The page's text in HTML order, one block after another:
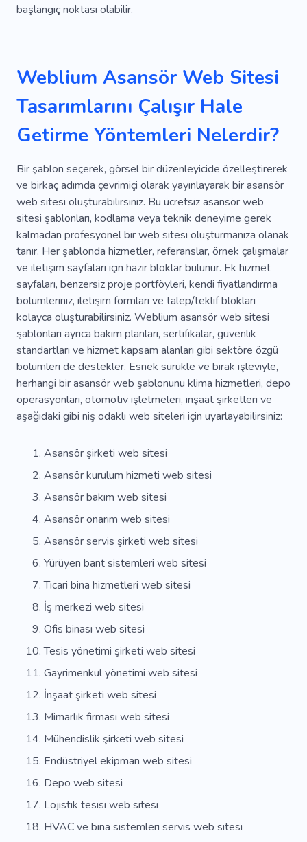
Rulo Çim Kurulumu
Tutmak
Kutu
Üçüncü Şahıs
Toplu Taşıma
Takip
Sistem
Dondurucu
Yiyecek Dağıtım
Konum
Kuru Depolama
Hareketli
Depo
Yük Taşımacılığı
başlangıç ​​noktası olabilir.
Weblium Asansör Web Sitesi
Tasarımlarını Çalışır Hale
Getirme Yöntemleri Nelerdir?
Bir şablon seçerek, görsel bir düzenleyicide özelleştirerek
ve birkaç adımda çevrimiçi olarak yayınlayarak bir asansör
web sitesi oluşturabilirsiniz. Bu ücretsiz asansör web
sitesi şablonları, kodlama veya teknik deneyime gerek
kalmadan profesyonel bir web sitesi oluşturmanıza olanak
tanır. Her şablonda hizmetler, referanslar, örnek çalışmalar
ve iletişim sayfaları için hazır bloklar bulunur. Ek hizmet
sayfaları, benzersiz proje portföyleri, kendi fiyatlandırma
bölümleriniz, iletişim formları ve talep/teklif blokları
kolayca oluşturabilirsiniz. Weblium asansör web sitesi
şablonları ayrıca bakım planları, sertifikalar, güvenlik
standartları ve hizmet kapsam alanları gibi sektöre özgü
bölümleri de destekler. Esnek sürükle ve bırak işleviyle,
herhangi bir asansör web şablonunu klima hizmetleri, depo
operasyonları, otomotiv işletmeleri, inşaat şirketleri ve
aşağıdaki gibi niş odaklı web siteleri için uyarlayabilirsiniz:
Asansör şirketi web sitesi
Asansör kurulum hizmeti web sitesi
Asansör bakım web sitesi
Asansör onarım web sitesi
Asansör servis şirketi web sitesi
Yürüyen bant sistemleri web sitesi
Ticari bina hizmetleri web sitesi
İş merkezi web sitesi
Ofis binası web sitesi
Tesis yönetimi şirketi web sitesi
Gayrimenkul yönetimi web sitesi
İnşaat şirketi web sitesi
Mimarlık firması web sitesi
Mühendislik şirketi web sitesi
Endüstriyel ekipman web sitesi
Depo web sitesi
Lojistik tesisi web sitesi
HVAC ve bina sistemleri servis web sitesi